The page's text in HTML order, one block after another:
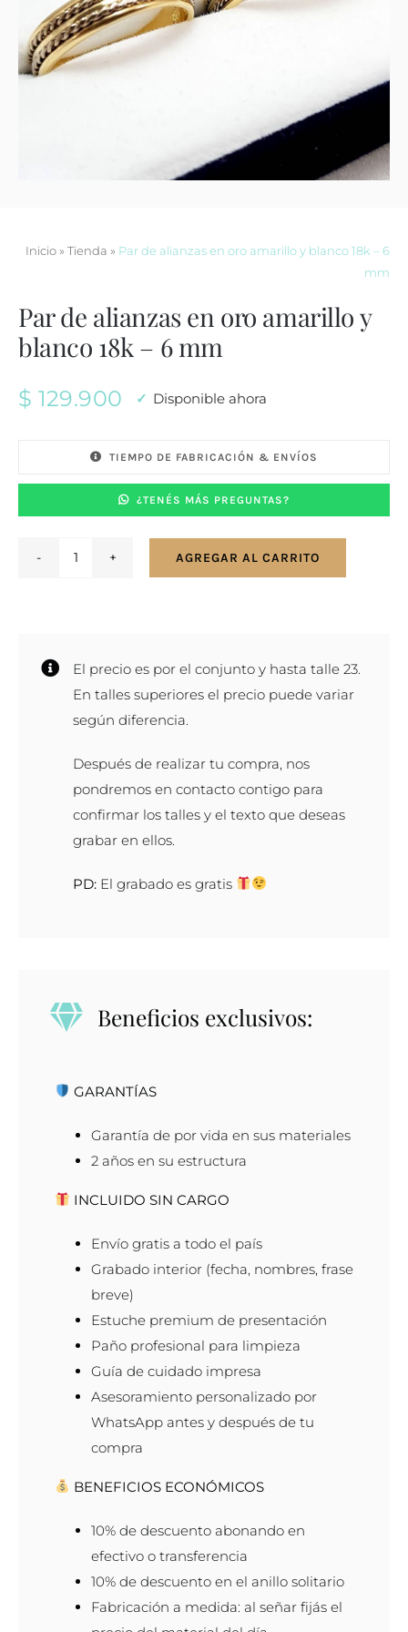
Contacto
Inicio» Tienda » Par de alianzas en oro amarillo y blanco 18k – 6
mm
Par de alianzas en oro amarillo y
blanco 18k – 6 mm
$ 129.900 Disponible ahora
TIEMPO DE FABRICACIÓN & ENVÍOS
¿TENÉS MÁS PREGUNTAS?
oro
amarillo
y
18k
-
6
mm
cantidad
AGREGAR AL CARRITO
El precio es por el conjunto y hasta talle 23.
En talles superiores el precio puede variar
según diferencia.
Después de realizar tu compra, nos
pondremos en contacto contigo para
confirmar los talles y el texto que deseas
grabar en ellos.
PD: El grabado es gratis
Beneficios exclusivos:
GARANTÍAS
Garantía de por vida en sus materiales
2 años en su estructura
INCLUIDO SIN CARGO
Envío gratis a todo el país
Grabado interior (fecha, nombres, frase
breve)
Estuche premium de presentación
Paño profesional para limpieza
Guía de cuidado impresa
Asesoramiento personalizado por
WhatsApp antes y después de tu
compra
BENEFICIOS ECONÓMICOS
10% de descuento abonando en
efectivo o transferencia
10% de descuento en el anillo solitario
Fabricación a medida: al señar fijás el